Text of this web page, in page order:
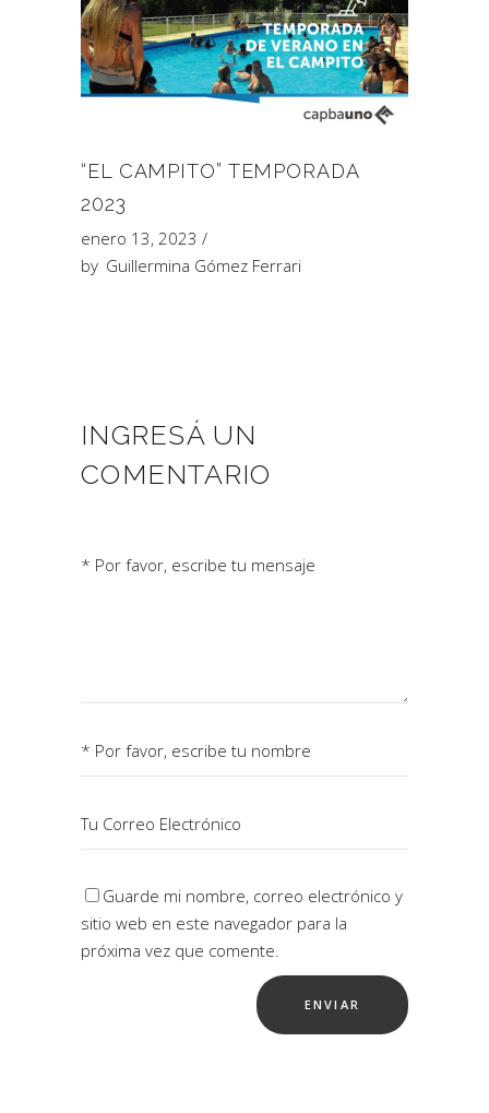
“EL CAMPITO” TEMPORADA
2023
enero 13, 2023
by Guillermina Gómez Ferrari
INGRESÁ UN
COMENTARIO
Guarde mi nombre, correo electrónico y
sitio web en este navegador para la
próxima vez que comente.